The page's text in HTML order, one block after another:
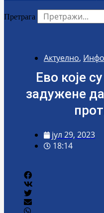
Претрага
Актуелно, Инфо
Ево које
задужене
јул 29, 2023
18:14